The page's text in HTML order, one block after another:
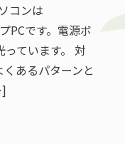
コンは
PCです。電源ボ
ています。 対
あるパターンと